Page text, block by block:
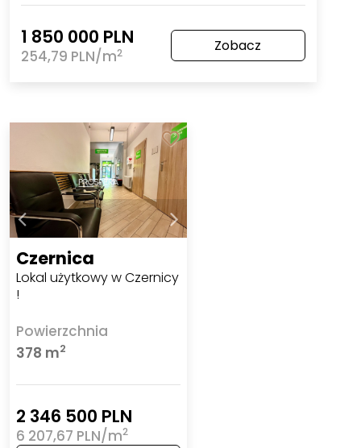
1 850 000 PLN
254,79 PLN/m2 Zobacz
Czernica
Lokal użytkowy w Czernicy
!
Powierzchnia
378 m2
2 346 500 PLN
6 207,67 PLN/m2